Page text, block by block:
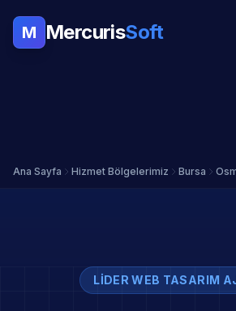
M MercurisSoft
Ana Sayfa Hizmet Bölgelerimiz Bursa
LIDER WEB TASARIM